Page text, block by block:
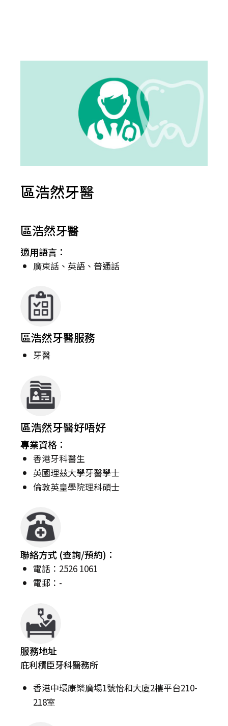
區浩然牙醫
區浩然牙醫
適用語言：
廣東話、英語、普通話
區浩然牙醫服務
牙醫
區浩然牙醫好唔好
專業資格：
香港牙科醫生
英國理茲大學牙醫學士
倫敦英皇學院理科碩士
聯絡方式 (查詢/預約)：
電話：2526 1061
電郵：-
服務地址
庇利積臣牙科醫務所
香港中環康樂廣場1號怡和大廈2樓平台210-
218室